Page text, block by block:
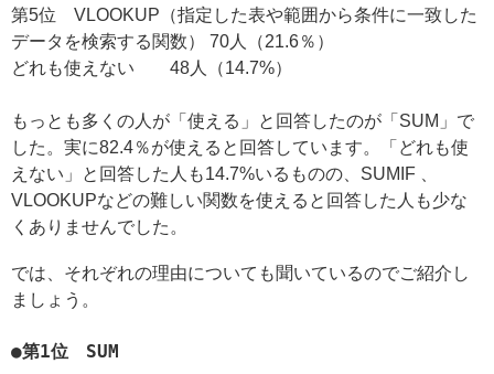
第5位 VLOOKUP（指定した表や範囲から条件に一致した
データを検索する関数） 70人（21.6％）
どれも使えない 48人（14.7%）
もっとも多くの人が「使える」と回答したのが「SUM」で
した。実に82.4％が使えると回答しています。「どれも使
えない」と回答した人も14.7%いるものの、SUMIF 、
VLOOKUPなどの難しい関数を使えると回答した人も少な
くありませんでした。
では、それぞれの理由についても聞いているのでご紹介し
ましょう。
●第1位 SUM